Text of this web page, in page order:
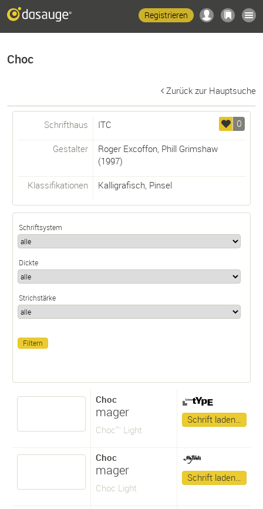
Registrieren
Choc
Zurück zur Hauptsuche
0
Schrifthaus ITC
Gestalter Roger Excoffon, Phill Grimshaw
(1997)
Klassifikationen Kalligrafisch, Pinsel
Schriftsystem
Dickte
Strichstärke
Choc
mager
Choc™ Light
Schrift laden…
Choc
mager
Choc Light
Schrift laden…